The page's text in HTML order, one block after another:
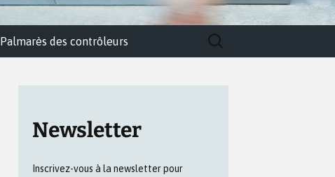
Palmarès des contrôleurs
Rechercher :
Newsletter
Inscrivez-vous à la newsletter pour